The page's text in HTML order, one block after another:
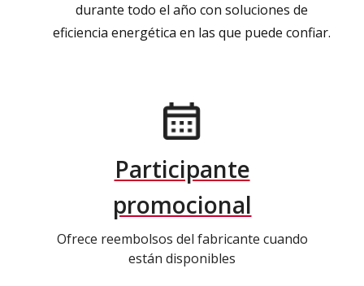
durante todo el año con soluciones de
eficiencia energética en las que puede confiar.
Participante
promocional
Ofrece reembolsos del fabricante cuando
están disponibles